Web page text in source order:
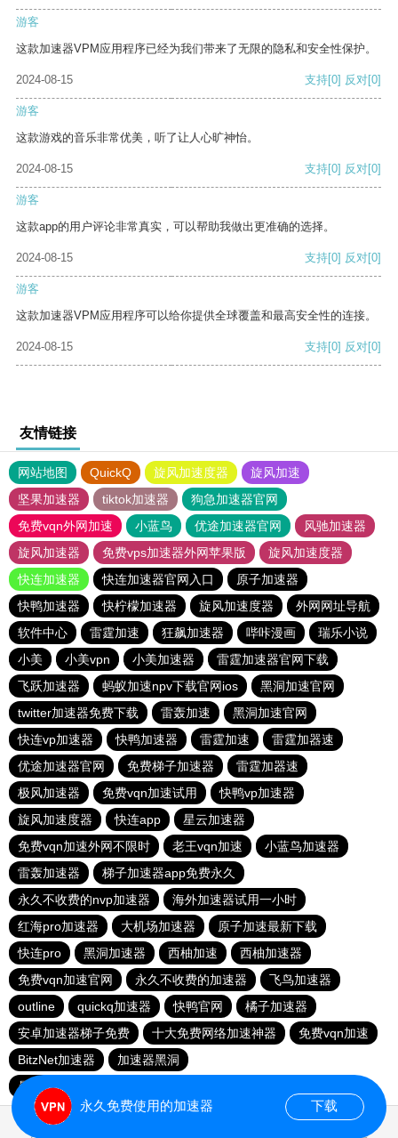
游客
这款加速器VPM应用程序已经为我们带来了无限的隐私和安全性保护。
2024-08-15 支持[0] 反对[0]
游客
这款游戏的音乐非常优美，听了让人心旷神怡。
2024-08-15 支持[0] 反对[0]
游客
这款app的用户评论非常真实，可以帮助我做出更准确的选择。
2024-08-15 支持[0] 反对[0]
游客
这款加速器VPM应用程序可以给你提供全球覆盖和最高安全性的连接。
2024-08-15 支持[0] 反对[0]
友情链接
网站地图 QuickQ 旋风加速度器
旋风加速
坚果加速器
tiktok加速器
狗急加速器官网
免费vqn外网加速
小蓝鸟 优途加速器官网
风驰加速器
旋风加速器
免费vps加速器外网苹果版
旋风加速度器
快连加速器
快连加速器官网入口
原子加速器
快鸭加速器
快柠檬加速器 旋风加速度器
外网网址导航
软件中心
雷霆加速 狂飙加速器 哔咔漫画
瑞乐小说
小美
小美vpn 小美加速器
雷霆加速器官网下载
飞跃加速器
蚂蚁加速npv下载官网ios
黑洞加速官网
twitter加速器免费下载
雷轰加速
黑洞加速官网
快连vp加速器
快鸭加速器 雷霆加速
雷霆加器速
优途加速器官网
免费梯子加速器
雷霆加器速
极风加速器
免费vqn加速试用
快鸭vp加速器
旋风加速度器
快连app
星云加速器
免费vqn加速外网不限时
老王vqn加速
小蓝鸟加速器
雷轰加速器
梯子加速器app免费永久
永久不收费的nvp加速器
海外加速器试用一小时
红海pro加速器
大机场加速器
原子加速最新下载
快连pro
黑洞加速器 西柚加速
西柚加速器
免费vqn加速官网
永久不收费的加速器
飞鸟加速器
outline
quickq加速器 快鸭官网
橘子加速器
安卓加速器梯子免费
十大免费网络加速神器
免费vqn加速
BitzNet加速器
加速器黑洞
暴雪vp永久免费加速器下载官网
永久免费使用的加速器 下载